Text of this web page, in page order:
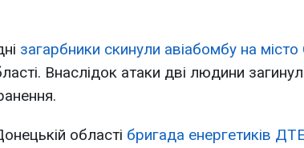
загарбники скинули авіабомбу на
Внаслідок атаки дві людини
області бригада енергетиків